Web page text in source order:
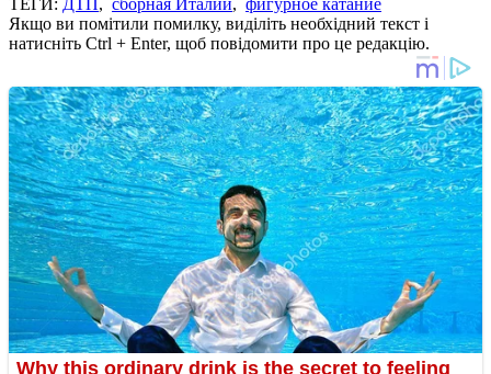
Якщо ви помітили помилку, виділіть необхідний текст і
натисніть Ctrl + Enter, щоб повідомити про це редакцію.